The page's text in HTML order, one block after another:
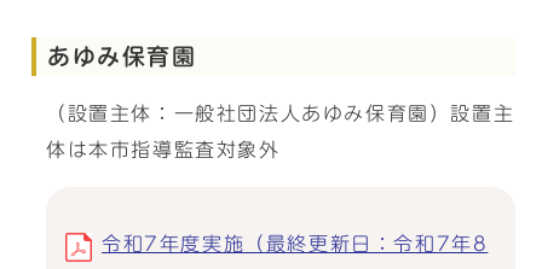
あゆみ保育園
（設置主体：一般社団法人あゆみ保育園）設置主
体は本市指導監査対象外
令和7年度実施（最終更新日：令和7年8